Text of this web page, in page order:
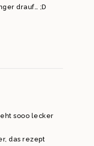
drauf… ;D
sooo lecker
das rezept